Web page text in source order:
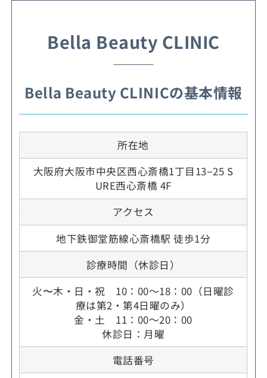
Bella Beauty CLINIC
Bella Beauty CLINICの基本情報
所在地
大阪府大阪市中央区西心斎橋1丁目13−25 S
URE西心斎橋 4F
アクセス
地下鉄御堂筋線心斎橋駅 徒歩1分
診療時間（休診日）
火〜木・日・祝 10：00～18：00（日曜診
療は第2・第4日曜のみ）
金・土 11：00～20：00
休診日：月曜
電話番号